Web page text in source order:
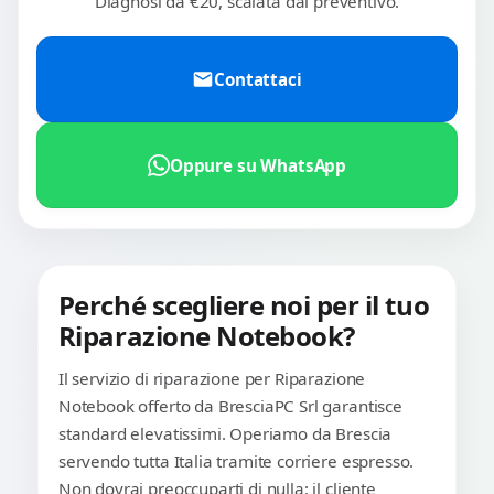
Contattaci
Oppure su WhatsApp
Perché scegliere noi per il tuo
Riparazione Notebook?
Il servizio di riparazione per Riparazione
Notebook offerto da BresciaPC Srl garantisce
standard elevatissimi. Operiamo da Brescia
servendo tutta Italia tramite corriere espresso.
Non dovrai preoccuparti di nulla: il cliente